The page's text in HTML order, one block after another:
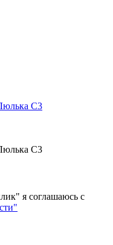
С3
С3
я соглашаюсь с